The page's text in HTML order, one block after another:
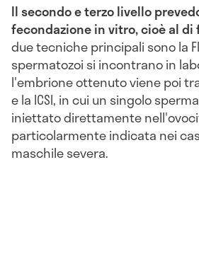
Il secondo e terzo livello
fecondazione in vitro, cioè al
due tecniche principali sono la
spermatozoi si incontrano in
l'embrione ottenuto viene poi
e la ICSI, in cui un singolo
iniettato direttamente
particolarmente indicata nei
maschile severa.